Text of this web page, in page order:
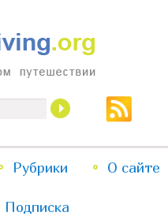
Перейти
к
Перейти
к
Рубрики О сайте
Подписка